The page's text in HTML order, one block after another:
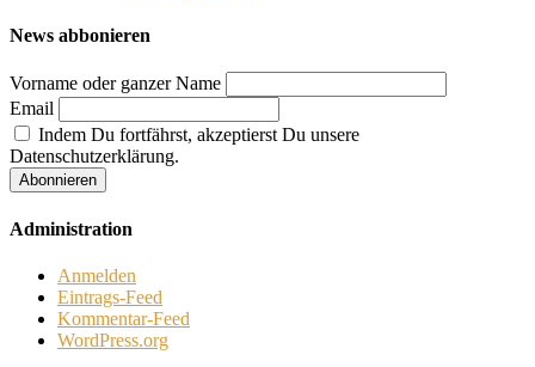
News abbonieren
Vorname oder ganzer Name
Email
Indem Du fortfährst, akzeptierst Du unsere
Datenschutzerklärung.
Administration
Anmelden
Eintrags-Feed
Kommentar-Feed
WordPress.org